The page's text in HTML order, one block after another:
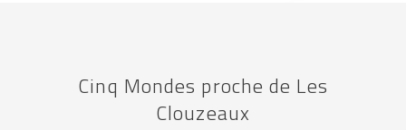
Cinq Mondes proche de Les
Clouzeaux